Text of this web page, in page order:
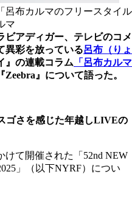
呂布カルマのフリースタイル
マ
ビアディガー、テレビのコメ
異彩を放っている呂布（りょ
』の連載コラム 「呂布カルマ
Zeebra』について語った。
ゴさを感じた年越しLIVEの
て開催された「52nd NEW
」（以下NYRF）につい